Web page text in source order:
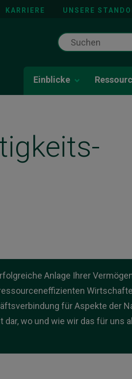
KARRIERE UNSERE
Einblicke
Anlage Ihrer
für Aspekte der
wo und wie wir das für uns